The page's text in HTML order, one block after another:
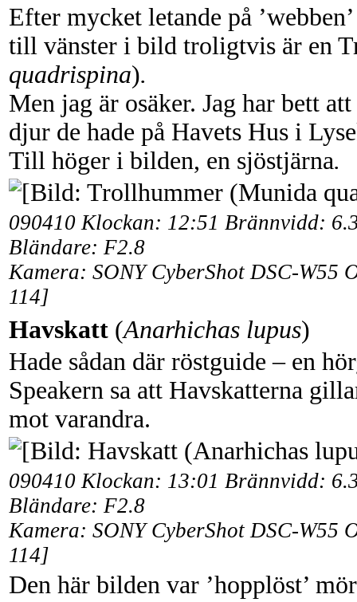
Efter mycket letande på
till vänster i bild troligtvis är en
quadrispina).
Men jag är osäker. Jag har bett
djur de hade på Havets Hus i
Till höger i bilden, en sjöstjärna.
090410 Klockan: 12:51 Brännvidd:
Bländare: F2.8
Kamera: SONY CyberShot DSC-W55
114]
Havskatt (Anarhichas lupus)
Hade sådan där röstguide – en
Speakern sa att Havskatterna
mot varandra.
090410 Klockan: 13:01 Brännvidd:
Bländare: F2.8
Kamera: SONY CyberShot DSC-W55
114]
Den här bilden var ’hopplöst’